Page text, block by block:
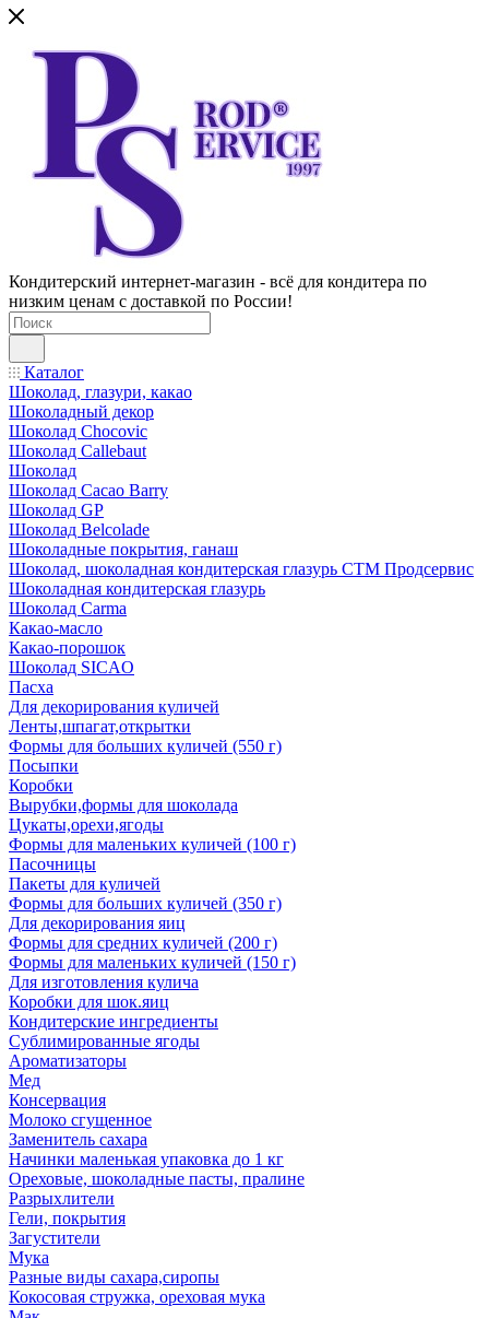
Кондитерский интернет-магазин - всё для кондитера по
низким ценам с доставкой по России!
Каталог
Шоколад, глазури, какао
Шоколадный декор
Шоколад Chocovic
Шоколад Callebaut
Шоколад
Шоколад Cacao Barry
Шоколад GP
Шоколад Belcolade
Шоколадные покрытия, ганаш
Шоколад, шоколадная кондитерская глазурь СТМ Продсервис
Шоколадная кондитерская глазурь
Шоколад Carma
Какао-масло
Какао-порошок
Шоколад SICAO
Пасха
Для декорирования куличей
Ленты,шпагат,открытки
Формы для больших куличей (550 г)
Посыпки
Коробки
Вырубки,формы для шоколада
Цукаты,орехи,ягоды
Формы для маленьких куличей (100 г)
Пасочницы
Пакеты для куличей
Формы для больших куличей (350 г)
Для декорирования яиц
Формы для средних куличей (200 г)
Формы для маленьких куличей (150 г)
Для изготовления кулича
Коробки для шок.яиц
Кондитерские ингредиенты
Сублимированные ягоды
Ароматизаторы
Мед
Консервация
Молоко сгущенное
Заменитель сахара
Начинки маленькая упаковка до 1 кг
Ореховые, шоколадные пасты, пралине
Разрыхлители
Гели, покрытия
Загустители
Мука
Разные виды сахара,сиропы
Кокосовая стружка, ореховая мука